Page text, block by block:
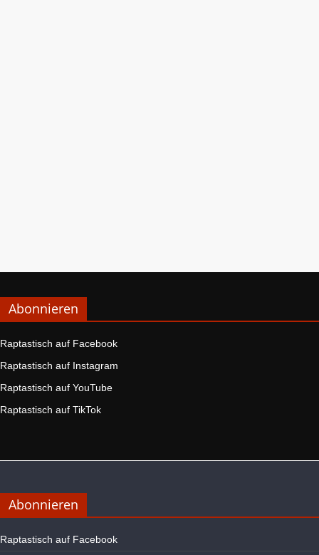
Abonnieren
Raptastisch auf Facebook
Raptastisch auf Instagram
Raptastisch auf YouTube
Raptastisch auf TikTok
Abonnieren
Raptastisch auf Facebook